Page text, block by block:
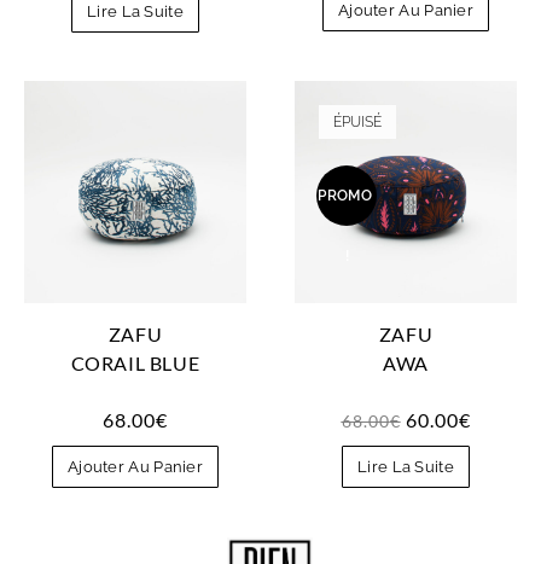
Lire La Suite Ajouter Au Panier
ZAFU
CORAIL BLUE
68.00€
Ajouter Au Panier
ÉPUISÉ
PROMO
ZAFU
AWA
68.00€ 60.00€
Lire La Suite